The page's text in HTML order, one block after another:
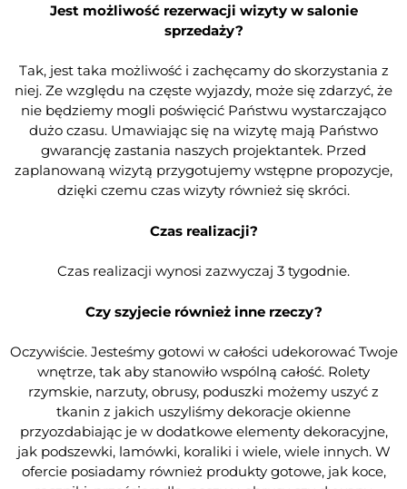
Jest możliwość rezerwacji wizyty w salonie
sprzedaży?
Tak, jest taka możliwość i zachęcamy do skorzystania z
niej. Ze względu na częste wyjazdy, może się zdarzyć, że
nie będziemy mogli poświęcić Państwu wystarczająco
dużo czasu. Umawiając się na wizytę mają Państwo
gwarancję zastania naszych projektantek. Przed
zaplanowaną wizytą przygotujemy wstępne propozycje,
dzięki czemu czas wizyty również się skróci.
Czas realizacji?
Czas realizacji wynosi zazwyczaj 3 tygodnie.
Czy szyjecie również inne rzeczy?
Oczywiście. Jesteśmy gotowi w całości udekorować Twoje
wnętrze, tak aby stanowiło wspólną całość. Rolety
rzymskie, narzuty, obrusy, poduszki możemy uszyć z
tkanin z jakich uszyliśmy dekoracje okienne
przyozdabiając je w dodatkowe elementy dekoracyjne,
jak podszewki, lamówki, koraliki i wiele, wiele innych. W
ofercie posiadamy również produkty gotowe, jak koce,